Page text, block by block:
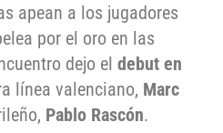
apean a los jugadores
por el oro en las
dejo el debut en
línea valenciano, Marc
Pablo Rascón.